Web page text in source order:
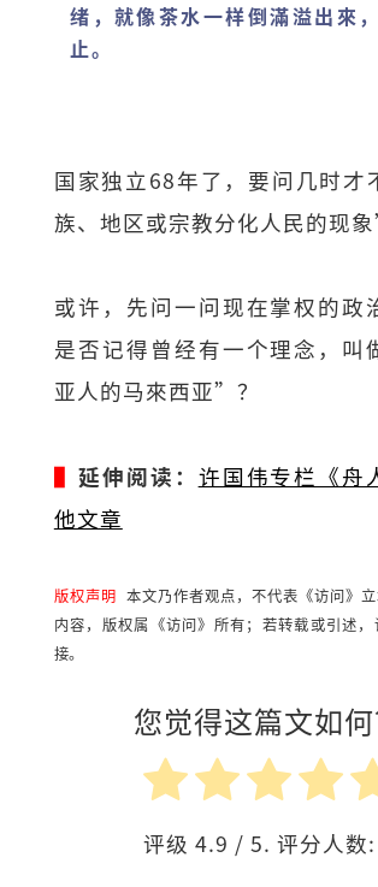
绪，就像茶水一样倒滿溢出來
止。
国家独立68年了，要问几时
族、地区或宗教分化人民的现象
或许，先问一问现在掌权的政
是否记得曾经有一个理念，
亚人的马來西亚”？
▌ 延伸阅读： 许国伟专栏《舟
他文章
版权声明 本文乃作者观点，不代表《访问》
内容，版权属《访问》所有；若转载或引述
接。
您觉得这篇文如何
评级4.9 / 5. 评分人